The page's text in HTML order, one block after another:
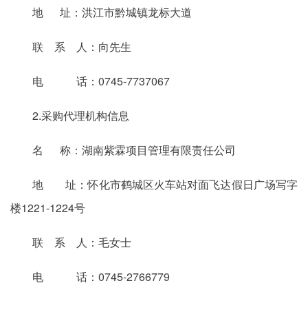
地 址：洪江市黔城镇龙标大道
联 系 人：向先生
电 话：0745-7737067
2.采购代理机构信息
名 称：湖南紫霖项目管理有限责任公司
地 址：怀化市鹤城区火车站对面飞达假日广场写字
楼1221-1224号
联 系 人：毛女士
电 话：0745-2766779